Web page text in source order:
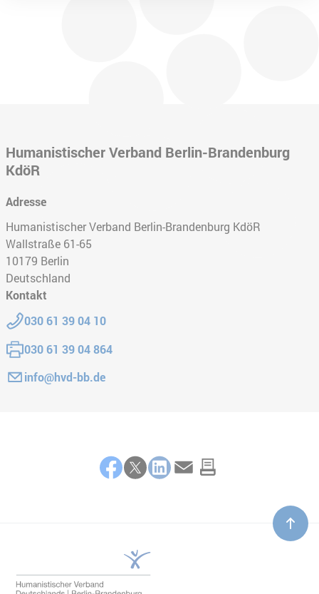
Humanistischer Verband Berlin-Brandenburg
KdöR
Adresse
Humanistischer Verband Berlin-Brandenburg KdöR
Wallstraße 61-65
10179 Berlin
Deutschland
Kontakt
Telefon:
030 61 39 04 10
Fax:030 61 39 04 864
E-Mail:info@hvd-bb.de